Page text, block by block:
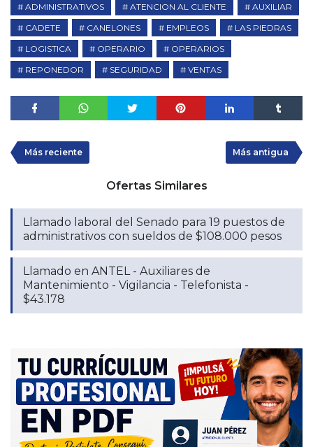
ADMINISTRATIVOS ATENCION AL CLIENTE
AUXILIAR
CADETE
CANELONES EMPLEOS
LAS PIEDRAS
LOGISTICA
OPERARIO
OPERARIOS
REPONEDOR
SEGURIDAD VENTAS
Más reciente Más antigua
Ofertas Similares
Llamado laboral del Senado para 19 puestos de
administrativos con sueldos de $108.000 pesos
Llamado en ANTEL - Auxiliares de
Mantenimiento - Vigilancia - Telefonista -
$43.178